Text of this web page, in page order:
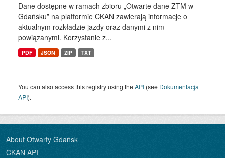
Dane dostępne w ramach zbioru „Otwarte dane ZTM w
Gdańsku” na platformie CKAN zawierają informacje o
aktualnym rozkładzie jazdy oraz danymi z nim
powiązanymi. Korzystanie z...
PDF JSON ZIP TXT
You can also access this registry using theAPI (see Dokumentacja
API).
About Otwarty Gdańsk
CKAN API